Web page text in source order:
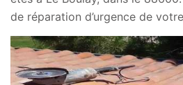
de réparation d’urgence de